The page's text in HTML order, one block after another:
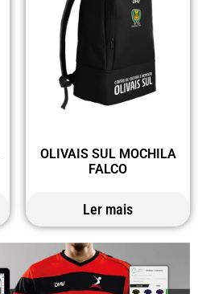
OLIVAIS SUL MOCHILA
FALCO
Ler mais